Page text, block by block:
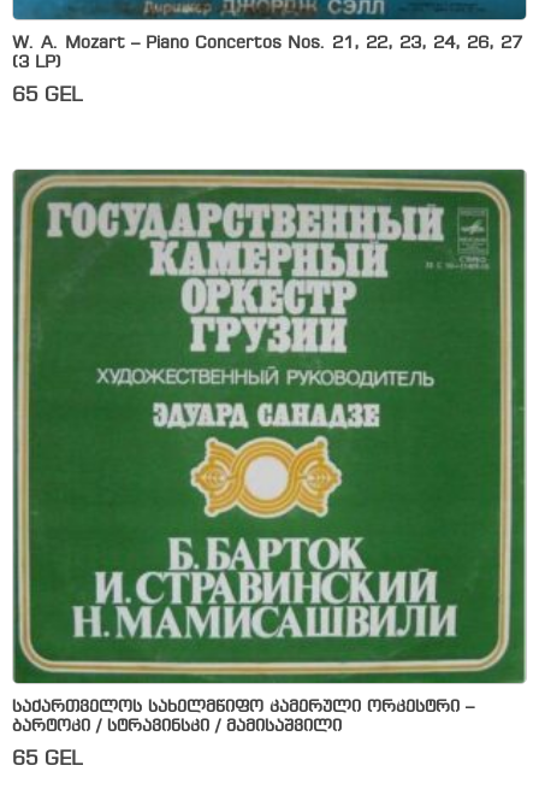
W. A. Mozart – Piano Concertos Nos. 21, 22, 23, 24, 26, 27
(3 LP)
65 GEL
საქართველოს სახელმწიფო კამერული ორკესტრი –
ბარტოკი / სტრავინსკი / მამისაშვილი
65 GEL